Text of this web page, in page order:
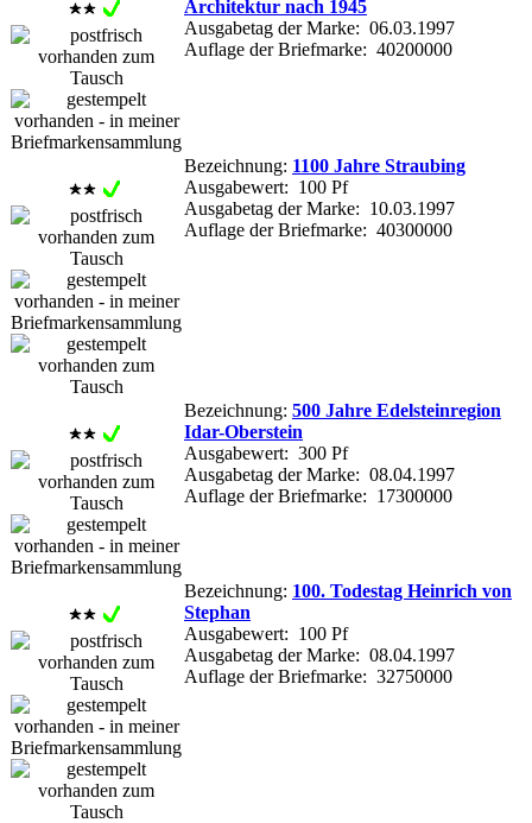
Architektur nach 1945
Ausgabetag der Marke: 06.03.1997
Auflage der Briefmarke: 40200000
Bezeichnung: 1100 Jahre Straubing
Ausgabewert: 100 Pf
Ausgabetag der Marke: 10.03.1997
Auflage der Briefmarke: 40300000
Bezeichnung: 500 Jahre Edelsteinregion
Idar-Oberstein
Ausgabewert: 300 Pf
Ausgabetag der Marke: 08.04.1997
Auflage der Briefmarke: 17300000
Bezeichnung: 100. Todestag Heinrich von
Stephan
Ausgabewert: 100 Pf
Ausgabetag der Marke: 08.04.1997
Auflage der Briefmarke: 32750000